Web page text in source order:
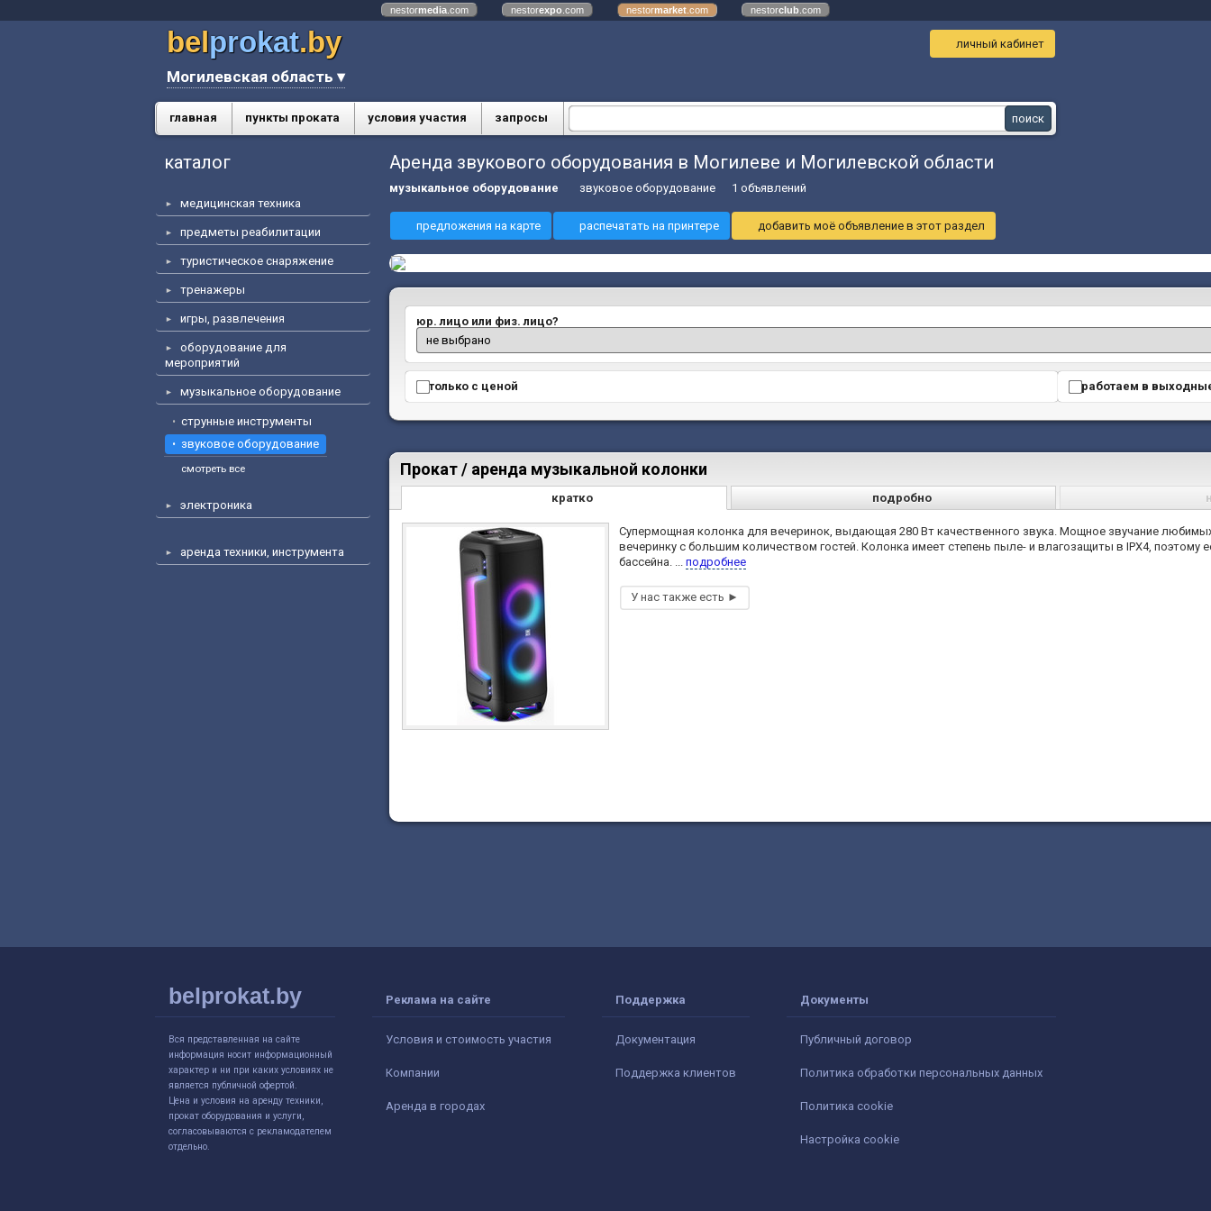
nestormedia .com nestorexpo .com nestormarket .com nestorclub .com
belprokat.by
Могилевская область ▾
личный кабинет
главная пункты проката условия участия запросы
каталог
медицинская техника
предметы реабилитации
туристическое снаряжение
тренажеры
игры, развлечения
оборудование для
мероприятий
музыкальное оборудование
струнные инструменты
звуковое оборудование
смотреть все
электроника
аренда техники, инструмента
Аренда звукового оборудования в Могилеве и Могилевской области
музыкальное оборудование звуковое оборудование 1 объявлений
предложения на карте распечатать на принтере добавить моё объявление в этот раздел
юр. лицо или физ. лицо?
только с ценой работаем в
Прокат / аренда музыкальной колонки
кратко подробно
Супермощная колонка для вечеринок, выдающая 280 Вт качественного звука. Мощное звучание
вечеринку с большим количеством гостей. Колонка имеет степень пыле- и влагозащиты в IPX4,
бассейна. ... подробнее
belprokat.by
Вся представленная на сайте
информация носит информационный
характер и ни при каких условиях не
является публичной офертой.
Цена и условия на аренду техники,
прокат оборудования и услуги,
согласовываются с рекламодателем
отдельно.
Реклама на сайте
Условия и стоимость участия
Компании
Аренда в городах
Поддержка
Документация
Поддержка клиентов
Документы
Публичный договор
Политика обработки персональных данных
Политика cookie
Настройка cookie